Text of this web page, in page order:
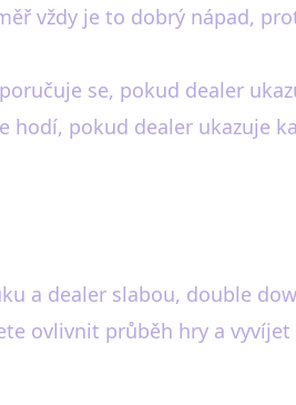
vždy je to dobrý nápad,
se, pokud dealer
hodí, pokud dealer ukazuje
a dealer slabou, double
ovlivnit průběh hry a